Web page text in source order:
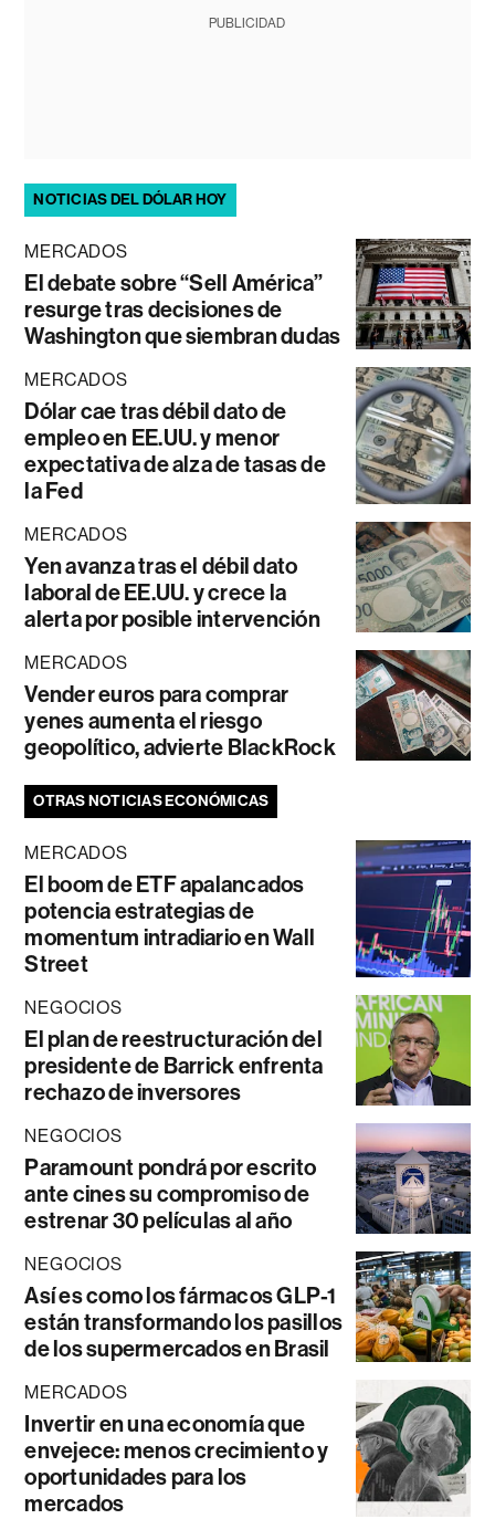
PUBLICIDAD
NOTICIAS DEL DÓLAR HOY
MERCADOS
El debate sobre “Sell América”
resurge tras decisiones de
Washington que siembran dudas
MERCADOS
Dólar cae tras débil dato de
empleo en EE.UU. y menor
expectativa de alza de tasas de
la Fed
MERCADOS
Yen avanza tras el débil dato
laboral de EE.UU. y crece la
alerta por posible intervención
MERCADOS
Vender euros para comprar
yenes aumenta el riesgo
geopolítico, advierte BlackRock
OTRAS NOTICIAS ECONÓMICAS
MERCADOS
El boom de ETF apalancados
potencia estrategias de
momentum intradiario en Wall
Street
NEGOCIOS
El plan de reestructuración del
presidente de Barrick enfrenta
rechazo de inversores
NEGOCIOS
Paramount pondrá por escrito
ante cines su compromiso de
estrenar 30 películas al año
NEGOCIOS
Así es como los fármacos GLP-1
están transformando los pasillos
de los supermercados en Brasil
MERCADOS
Invertir en una economía que
envejece: menos crecimiento y
oportunidades para los
mercados